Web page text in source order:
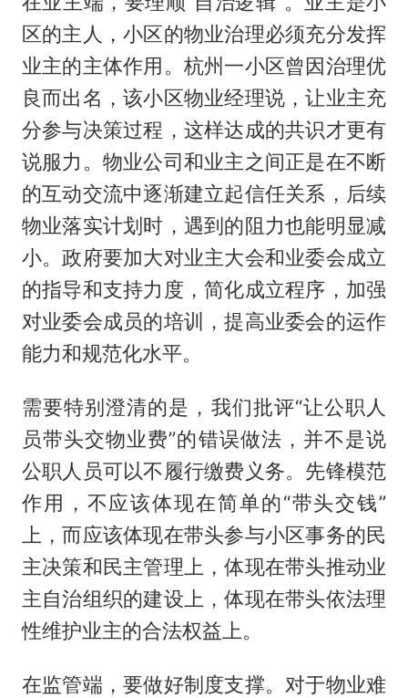
区的主人，小区的物业治理必须充分发挥
业主的主体作用。杭州一小区曾因治理优
良而出名，该小区物业经理说，让业主充
分参与决策过程，这样达成的共识才更有
说服力。物业公司和业主之间正是在不断
的互动交流中逐渐建立起信任关系，后续
物业落实计划时，遇到的阻力也能明显减
小。政府要加大对业主大会和业委会成立
的指导和支持力度，简化成立程序，加强
对业委会成员的培训，提高业委会的运作
能力和规范化水平。
需要特别澄清的是，我们批评“让公职人
员带头交物业费”的错误做法，并不是说
公职人员可以不履行缴费义务。先锋模范
作用，不应该体现在简单的“带头交钱”
上，而应该体现在带头参与小区事务的民
主决策和民主管理上，体现在带头推动业
主自治组织的建设上，体现在带头依法理
性维护业主的合法权益上。
在监管端，要做好制度支撑。对于物业难